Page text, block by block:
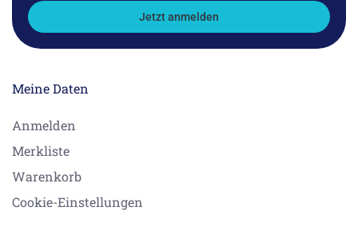
Jetzt anmelden
Meine Daten
Anmelden
Merkliste
Warenkorb
Cookie-Einstellungen